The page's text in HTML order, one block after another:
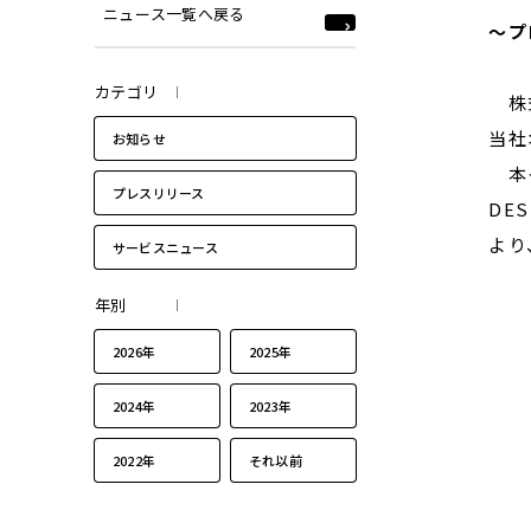
ニュース一覧へ戻る
カテゴリ
お知らせ
プレスリリース
サービスニュース
年別
2026年 2025年
2024年 2023年
2022年 それ以前
～
株
当
本
よ